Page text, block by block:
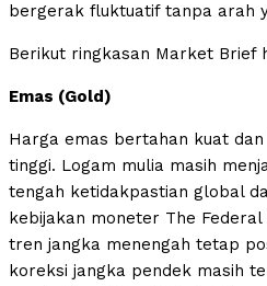
bergerak fluktuatif tanpa arah
Berikut ringkasan Market Brief
Emas (Gold)
Harga emas bertahan kuat
tinggi. Logam mulia masih
tengah ketidakpastian global
kebijakan moneter The
tren jangka menengah tetap
koreksi jangka pendek masih